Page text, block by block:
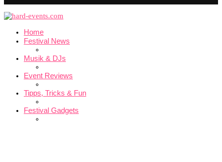
Home
Festival News
Musik & DJs
Event Reviews
Tipps, Tricks & Fun
Festival Gadgets